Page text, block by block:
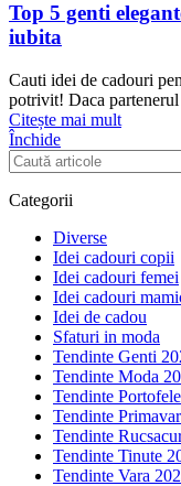
Top 5 genti
iubita
Cauti idei de cadouri
potrivit! Daca partenerul
Citește mai mult
Închide
Categorii
Diverse
Idei cadouri copii
Idei cadouri femei
Idei cadouri
Idei de cadou
Sfaturi in moda
Tendinte Genti
Tendinte Moda
Tendinte
Tendinte
Tendinte
Tendinte Tinute
Tendinte Vara